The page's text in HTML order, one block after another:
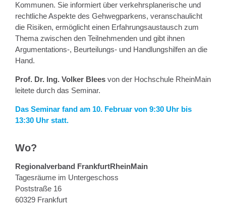
Kommunen. Sie informiert über verkehrsplanerische und
rechtliche Aspekte des Gehwegparkens, veranschaulicht
die Risiken, ermöglicht einen Erfahrungsaustausch zum
Thema zwischen den Teilnehmenden und gibt ihnen
Argumentations-, Beurteilungs- und Handlungshilfen an die
Hand.
Prof. Dr. Ing. Volker Blees von der Hochschule RheinMain
leitete durch das Seminar.
Das Seminar fand am 10. Februar von 9:30 Uhr bis
13:30 Uhr statt.
Wo?
Regionalverband FrankfurtRheinMain
Tagesräume im Untergeschoss
Poststraße 16
60329 Frankfurt